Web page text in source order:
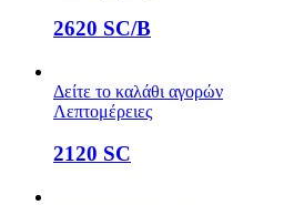
2620 SC/B
Δείτε το καλάθι αγορών
Λεπτομέρειες
2120 SC